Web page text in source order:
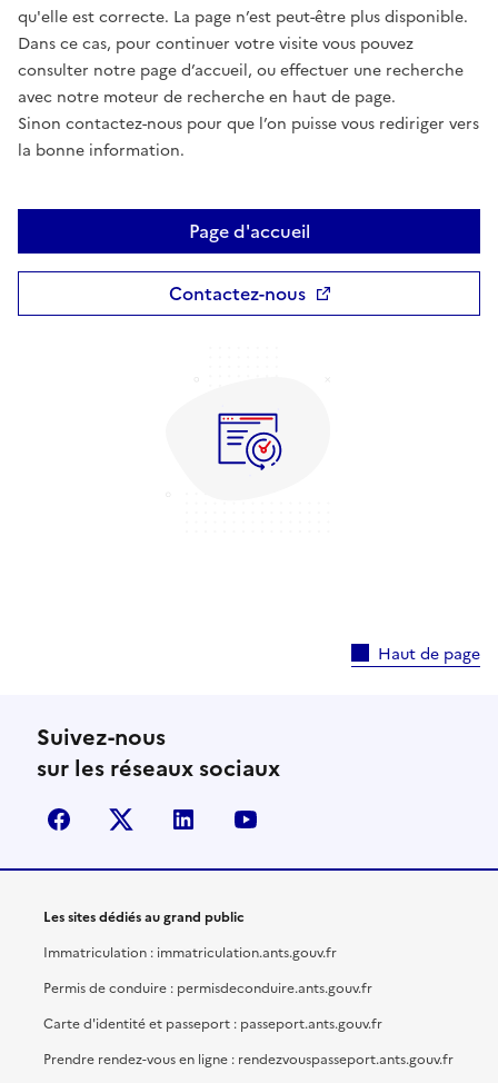
qu'elle est correcte. La page n’est peut-être plus disponible.
Dans ce cas, pour continuer votre visite vous pouvez
consulter notre page d’accueil, ou effectuer une recherche
avec notre moteur de recherche en haut de page.
Sinon contactez-nous pour que l’on puisse vous rediriger vers
la bonne information.
Page d'accueil
Contactez-nous
Haut de page
Suivez-nous
sur les réseaux sociaux
facebook X (anciennement Twitter)
linkedin
Les sites dédiés au grand public
Immatriculation : immatriculation.ants.gouv.fr
Permis de conduire : permisdeconduire.ants.gouv.fr
Carte d'identité et passeport : passeport.ants.gouv.fr
Prendre rendez-vous en ligne : rendezvouspasseport.ants.gouv.fr